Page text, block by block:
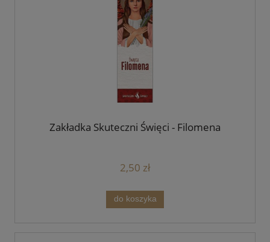
Zakładka Skuteczni Święci - Filomena
2,50 zł
do koszyka